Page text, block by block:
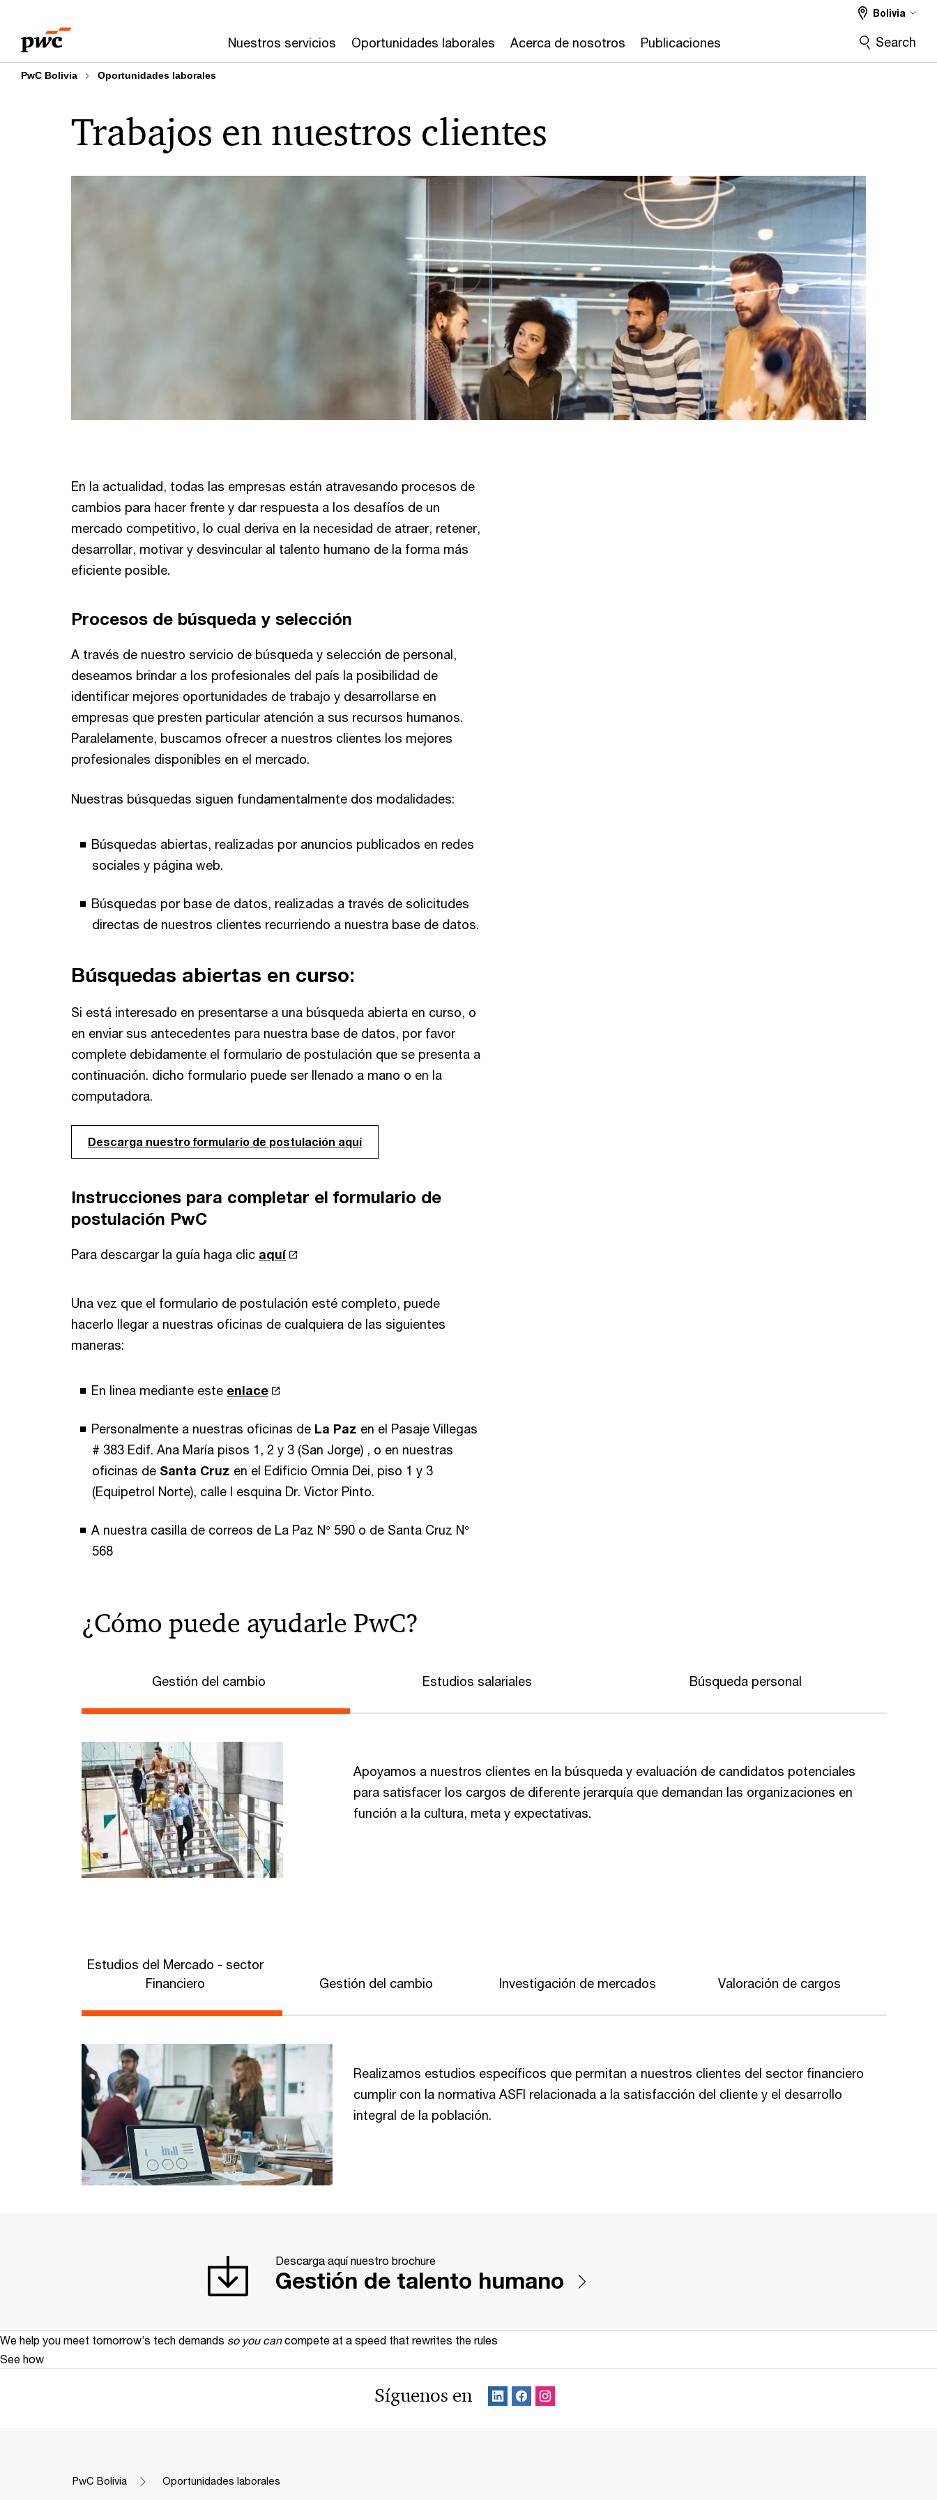
content
footer
Nuestros servicios Oportunidades laborales Acerca de nosotros Publicaciones
Bolivia
Search
PwC Bolivia Oportunidades laborales
Trabajos en nuestros clientes
En la actualidad, todas las empresas están atravesando procesos de
cambios para hacer frente y dar respuesta a los desafíos de un
mercado competitivo, lo cual deriva en la necesidad de atraer, retener,
desarrollar, motivar y desvincular al talento humano de la forma más
eficiente posible.
Procesos de búsqueda y selección
A través de nuestro servicio de búsqueda y selección de personal,
deseamos brindar a los profesionales del país la posibilidad de
identificar mejores oportunidades de trabajo y desarrollarse en
empresas que presten particular atención a sus recursos humanos.
Paralelamente, buscamos ofrecer a nuestros clientes los mejores
profesionales disponibles en el mercado.
Nuestras búsquedas siguen fundamentalmente dos modalidades:
Búsquedas abiertas, realizadas por anuncios publicados en redes
sociales y página web.
Búsquedas por base de datos, realizadas a través de solicitudes
directas de nuestros clientes recurriendo a nuestra base de datos.
Búsquedas abiertas en curso:
Si está interesado en presentarse a una búsqueda abierta en curso, o
en enviar sus antecedentes para nuestra base de datos, por favor
complete debidamente el formulario de postulación que se presenta a
continuación. dicho formulario puede ser llenado a mano o en la
computadora.
Descarga nuestro formulario de postulación aquí
Instrucciones para completar el formulario de
postulación PwC
Para descargar la guía haga clic aquí
Una vez que el formulario de postulación esté completo, puede
hacerlo llegar a nuestras oficinas de cualquiera de las siguientes
maneras:
En linea mediante este enlace
Personalmente a nuestras oficinas de La Paz en el Pasaje Villegas
# 383 Edif. Ana María pisos 1, 2 y 3 (San Jorge) , o en nuestras
oficinas de Santa Cruz en el Edificio Omnia Dei, piso 1 y 3
(Equipetrol Norte), calle I esquina Dr. Victor Pinto.
A nuestra casilla de correos de La Paz N° 590 o de Santa Cruz N°
568
¿Cómo puede ayudarle PwC?
Gestión del cambio Estudios salariales Búsqueda personal
Apoyamos a nuestros clientes en la búsqueda y evaluación de candidatos potenciales
para satisfacer los cargos de diferente jerarquía que demandan las organizaciones en
función a la cultura, meta y expectativas.
Estudios del Mercado - sector
Financiero
Gestión del cambio Investigación de mercados Valoración de cargos
Realizamos estudios específicos que permitan a nuestros clientes del sector financiero
cumplir con la normativa ASFI relacionada a la satisfacción del cliente y el desarrollo
integral de la población.
Descarga aquí nuestro brochure
Gestión de talento humano
We help you meet tomorrow’s tech demands so you can compete at a speed that rewrites the rules
See how
Síguenos en
PwC Bolivia Oportunidades laborales